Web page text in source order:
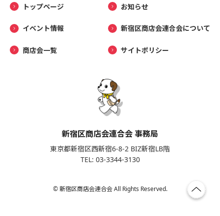
トップページ お知らせ
イベント情報 新宿区商店会連合会について
商店会一覧 サイトポリシー
新宿区商店会連合会 事務局
東京都新宿区西新宿6-8-2 BIZ新宿LB階
TEL: 03-3344-3130
© 新宿区商店会連合会 All Rights Reserved.